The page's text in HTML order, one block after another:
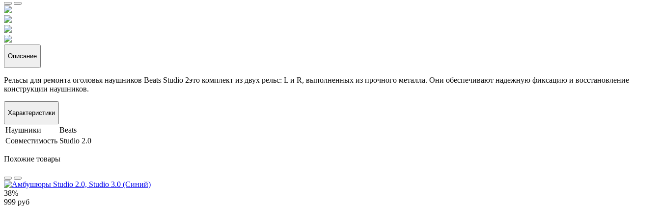
Описание
Рельсы для ремонта оголовья наушников Beats Studio 2это комплект из двух рельс: L и R, выполненных из прочного металла. Они обеспечивают надежную фиксацию и восстановление
конструкции наушников.
Характеристики
Наушники
Beats
Совместимость Studio 2.0
Похожие товары
38%
999 руб